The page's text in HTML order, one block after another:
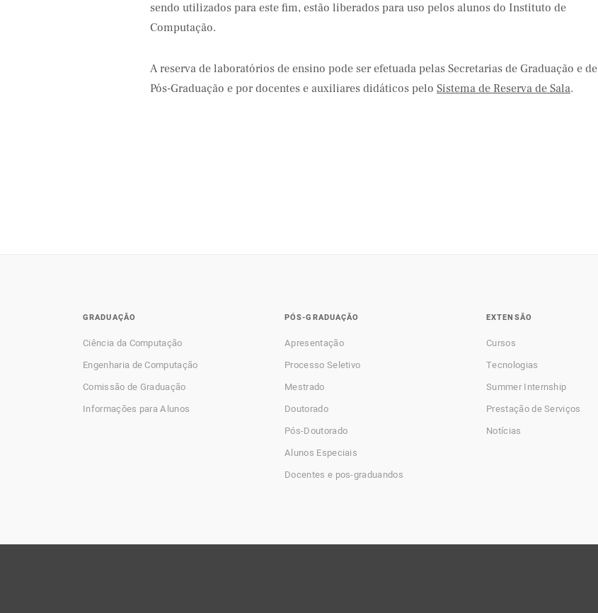
sendo utilizados para este fim, estão liberados para uso pelos alunos do Instituto de
Computação.
A reserva de laboratórios de ensino pode ser efetuada pelas Secretarias de Graduação e de
Pós-Graduação e por docentes e auxiliares didáticos pelo Sistema de Reserva de Sala.
GRADUAÇÃO
Ciência da Computação
Engenharia de Computação
Comissão de Graduação
Informações para Alunos
PÓS-GRADUAÇÃO
Apresentação
Processo Seletivo
Mestrado
Doutorado
Pós-Doutorado
Alunos Especiais
Docentes e pos-graduandos
EXTENSÃO
Cursos
Tecnologias
Summer Internship
Prestação de Serviços
Notícias